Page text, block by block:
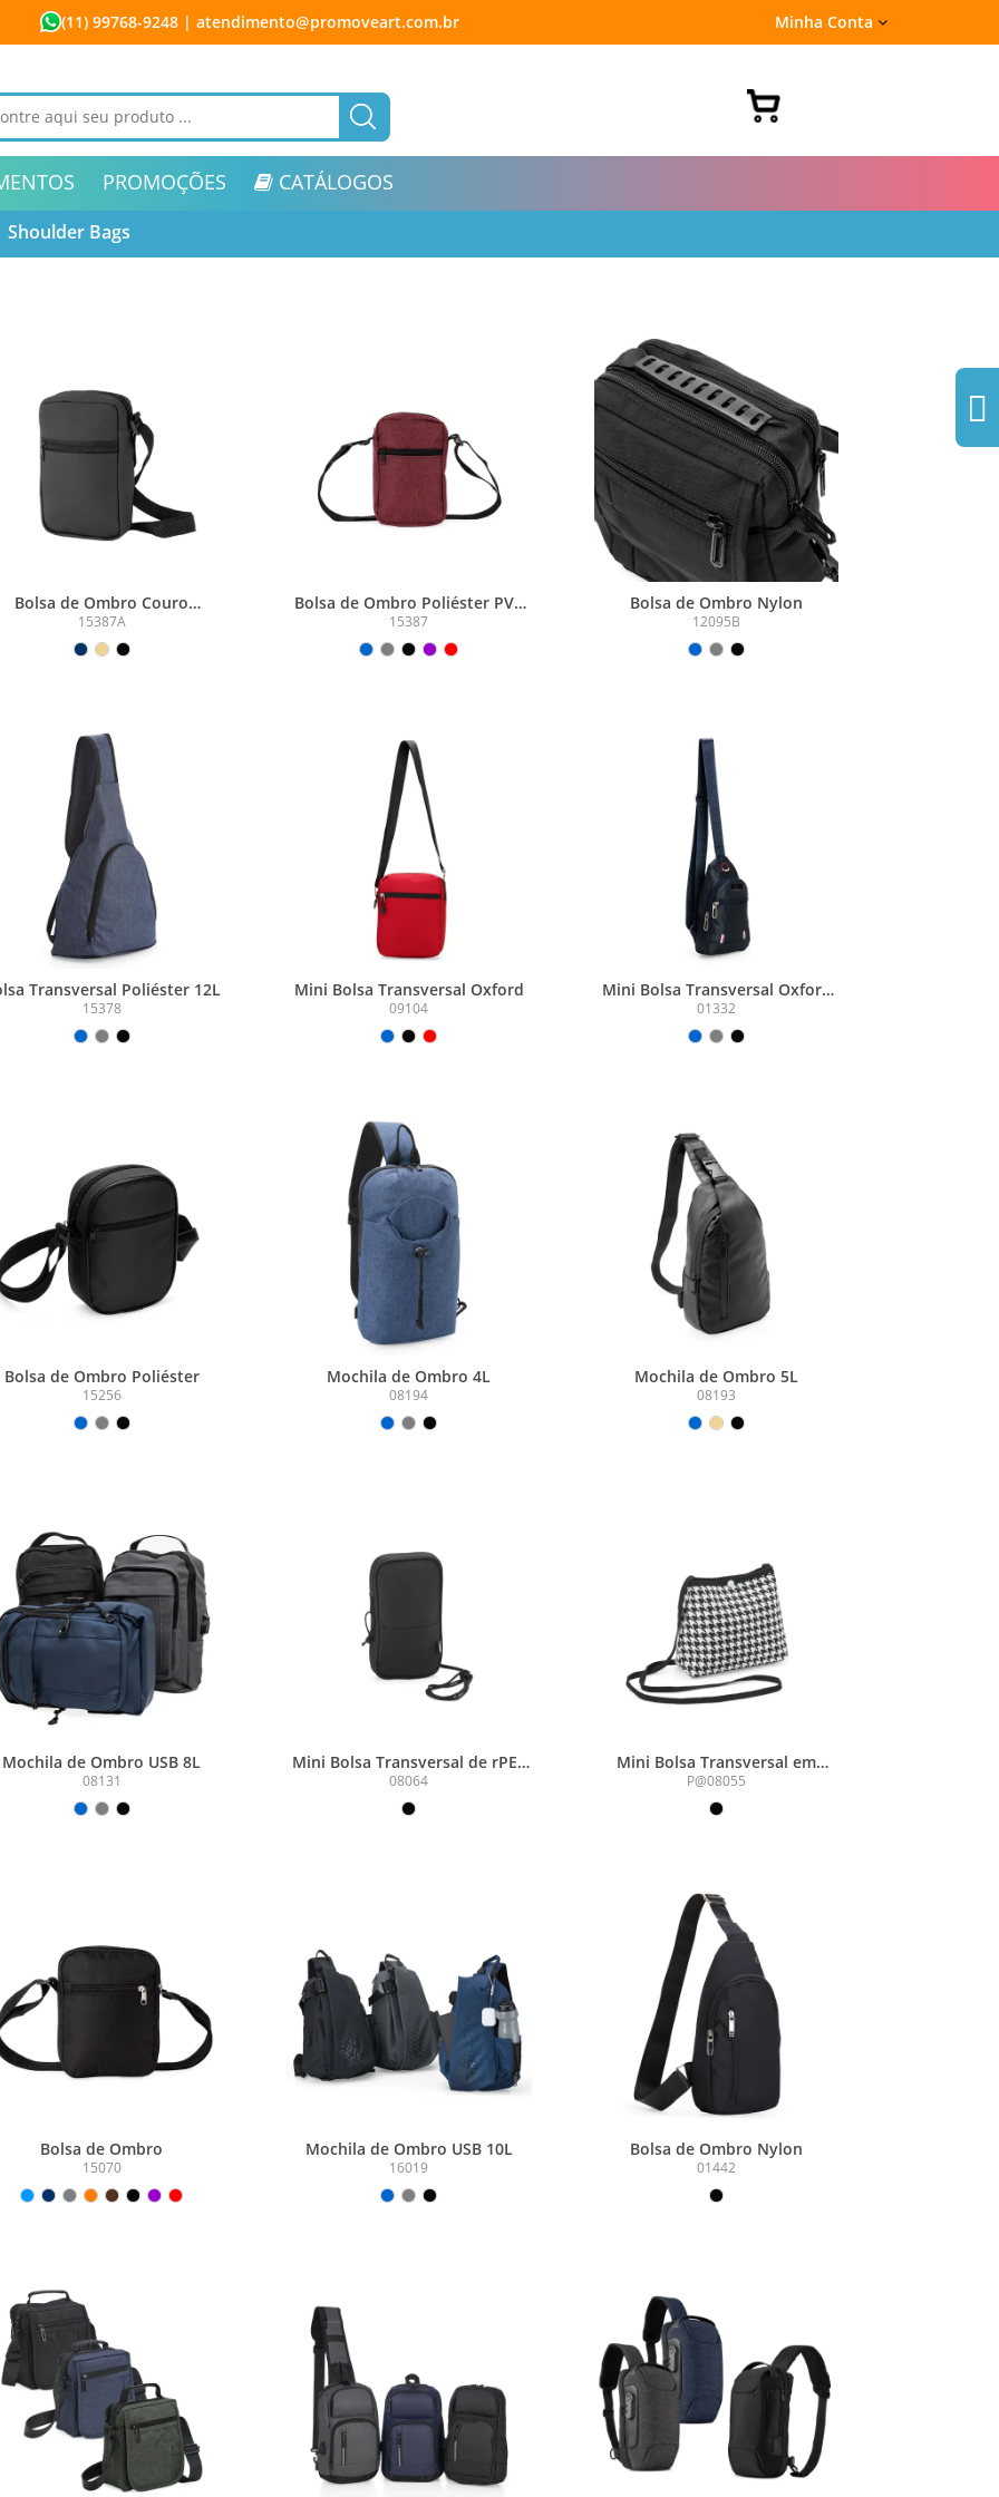
(11) 99768-9248 | atendimento@promoveart.com.br Minha Conta
PROMOÇÕES CATÁLOGOS
Shoulder Bags
Bolsa de Ombro Couro
Sintético
15387A
Bolsa de Ombro Poliéster PVC
Mescla
15387
Bolsa de Ombro Nylon
12095B
Transversal Poliéster 12L
15378
Mini Bolsa Transversal Oxford
09104
Mini Bolsa Transversal Oxford
1L
01332
Bolsa de Ombro Poliéster
15256
Mochila de Ombro 4L
08194
Mochila de Ombro 5L
08193
Mochila de Ombro USB 8L
08131
Mini Bolsa Transversal de rPET
1L
08064
Mini Bolsa Transversal em
Algodão 2L
P@08055
Bolsa de Ombro
15070
Mochila de Ombro USB 10L
16019
Bolsa de Ombro Nylon
01442